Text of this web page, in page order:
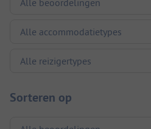
Sorteren op